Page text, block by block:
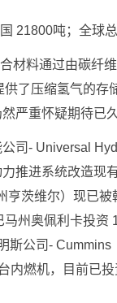
21800吨；全球总
材料通过由碳纤
了压缩氢气的
严重怀疑期待已
司- Universal
推进系统改造现
茨维尔）现已
州奥佩利卡投资
斯公司-
内燃机，目前已